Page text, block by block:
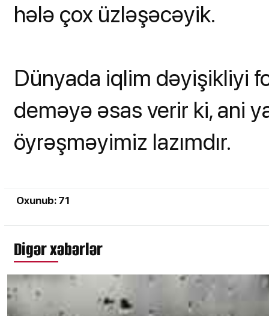
hələ çox üzləşəcəyik.
Dünyada iqlim dəyişikliyi
deməyə əsas verir ki, ani
öyrəşməyimiz lazımdır.
Oxunub: 71
Digər xəbərlər